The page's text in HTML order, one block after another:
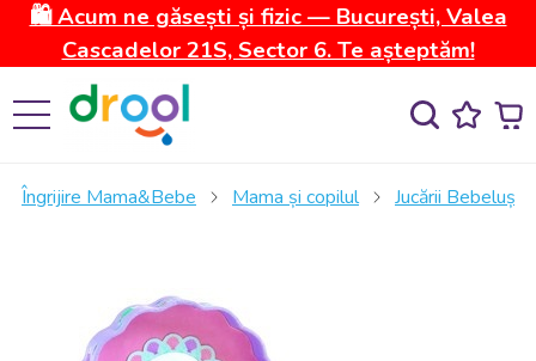
🛍️ Acum ne găsești și fizic — București, Valea
Cascadelor 21S, Sector 6. Te așteptăm!
Îngrijire Mama&Bebe Mama și copilul Jucării Bebeluși